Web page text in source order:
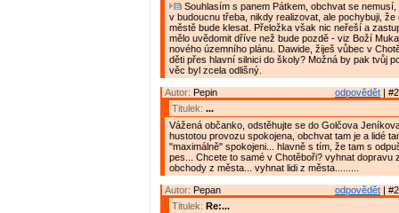
Souhlasím s panem Pátkem, obchvat se nemusí,
v budoucnu třeba, nikdy realizovat, ale pochybuji, že
městě bude klesat. Přeložka však nic neřeší a
mělo uvědomit dříve než bude pozdě - viz Boží
nového územního plánu. Dawide, žiješ vůbec v
děti přes hlavní silnici do školy? Možná by pak tvůj
věc byl zcela odlišný.
odpovědět |
Autor: Pepin
Titulek: ...
Vážená občanko, odstěhujte se do Golčova
hustotou provozu spokojena, obchvat tam je a lidé
"maximálně" spokojeni... hlavně s tím, že tam s
pes... Chcete to samé v Chotěboři? vyhnat dopravu
obchody z města... vyhnat lidi z města.........
odpovědět |
Autor: Pepan
Titulek: Re:...